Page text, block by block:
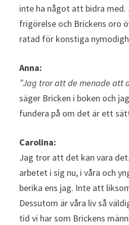
inte ha något att bidra
frigörelse och Brickens oro
ratad för konstiga
Anna:
”Jag tror att de menade att
säger Bricken i boken och
fundera på om det är ett
Carolina:
Jag tror att det kan vara
arbetet i sig nu, i våra och
berika ens jag. Inte att
Dessutom är våra liv så
tid vi har som Brickens